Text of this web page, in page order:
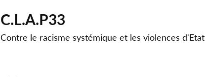
C.L.A.P33
Contre le racisme systémique et les violences d'Etat